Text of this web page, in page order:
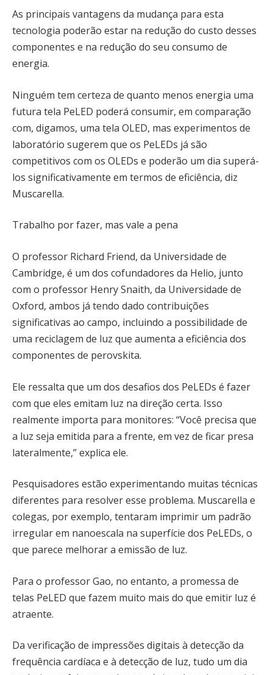
As principais vantagens da mudança para esta
tecnologia poderão estar na redução do custo desses
componentes e na redução do seu consumo de
energia.
Ninguém tem certeza de quanto menos energia uma
futura tela PeLED poderá consumir, em comparação
com, digamos, uma tela OLED, mas experimentos de
laboratório sugerem que os PeLEDs já são
competitivos com os OLEDs e poderão um dia superá-
los significativamente em termos de eficiência, diz
Muscarella.
Trabalho por fazer, mas vale a pena
O professor Richard Friend, da Universidade de
Cambridge, é um dos cofundadores da Helio, junto
com o professor Henry Snaith, da Universidade de
Oxford, ambos já tendo dado contribuições
significativas ao campo, incluindo a possibilidade de
uma reciclagem de luz que aumenta a eficiência dos
componentes de perovskita.
Ele ressalta que um dos desafios dos PeLEDs é fazer
com que eles emitam luz na direção certa. Isso
realmente importa para monitores: “Você precisa que
a luz seja emitida para a frente, em vez de ficar presa
lateralmente,” explica ele.
Pesquisadores estão experimentando muitas técnicas
diferentes para resolver esse problema. Muscarella e
colegas, por exemplo, tentaram imprimir um padrão
irregular em nanoescala na superfície dos PeLEDs, o
que parece melhorar a emissão de luz.
Para o professor Gao, no entanto, a promessa de
telas PeLED que fazem muito mais do que emitir luz é
atraente.
Da verificação de impressões digitais à detecção da
frequência cardíaca e à detecção de luz, tudo um dia